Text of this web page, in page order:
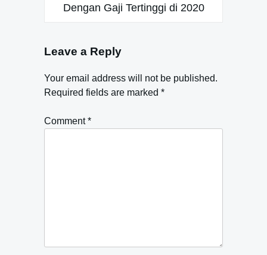
navigation
Dengan Gaji Tertinggi di 2020
Leave a Reply
Your email address will not be published.
Required fields are marked *
Comment*